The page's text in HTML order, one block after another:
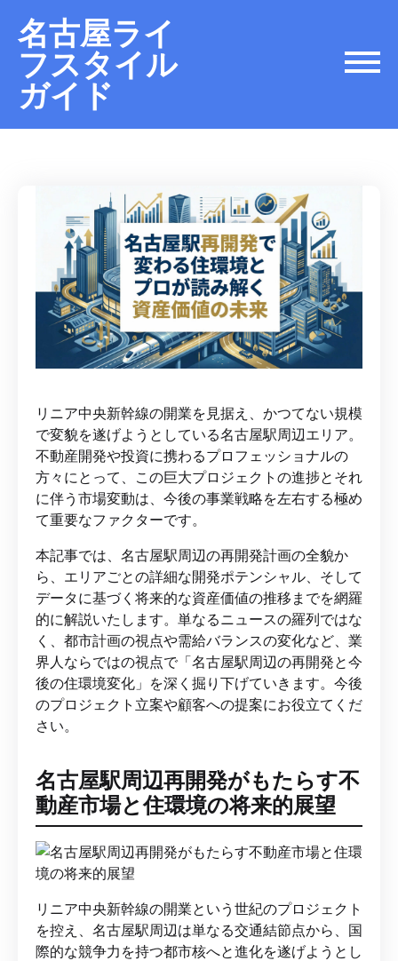
名古屋ライ
フスタイル
ガイド
リニア中央新幹線の開業を見据え、かつてない規模
で変貌を遂げようとしている名古屋駅周辺エリア。
不動産開発や投資に携わるプロフェッショナルの
方々にとって、この巨大プロジェクトの進捗とそれ
に伴う市場変動は、今後の事業戦略を左右する極め
て重要なファクターです。
本記事では、名古屋駅周辺の再開発計画の全貌か
ら、エリアごとの詳細な開発ポテンシャル、そして
データに基づく将来的な資産価値の推移までを網羅
的に解説いたします。単なるニュースの羅列ではな
く、都市計画の視点や需給バランスの変化など、業
界人ならではの視点で「名古屋駅周辺の再開発と今
後の住環境変化」を深く掘り下げていきます。今後
のプロジェクト立案や顧客への提案にお役立てくだ
さい。
名古屋駅周辺再開発がもたらす不
動産市場と住環境の将来的展望
リニア中央新幹線の開業という世紀のプロジェクト
を控え、名古屋駅周辺は単なる交通結節点から、国
際的な競争力を持つ都市核へと進化を遂げようとし